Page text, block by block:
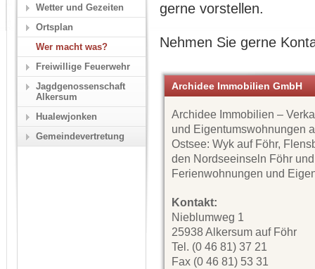
gerne vorstellen.
Nehmen Sie gerne
Archidee Immobilien GmbH
Archidee Immobilien –
und Eigentumswohnungen
Ostsee: Wyk auf Föhr,
den Nordseeinseln Föhr
Ferienwohnungen und
Kontakt:
Nieblumweg 1
25938 Alkersum auf Föhr
Tel. (0 46 81) 37 21
Fax (0 46 81) 53 31
Wetter und Gezeiten
Ortsplan
Wer macht was?
Freiwillige Feuerwehr
Jagdgenossenschaft
Alkersum
Hualewjonken
Gemeindevertretung